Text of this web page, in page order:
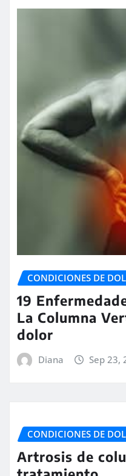
CONDICIONES DE
19
La Columna
dolor
Diana Sep 23,
CONDICIONES DE
Artrosis de